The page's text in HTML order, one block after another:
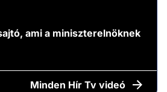
ami a miniszterelnöknek
Minden Hír Tv videó